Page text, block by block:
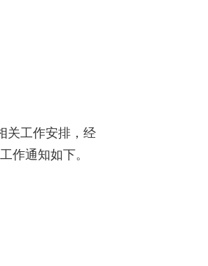
关工作安排，经
作通知如下。